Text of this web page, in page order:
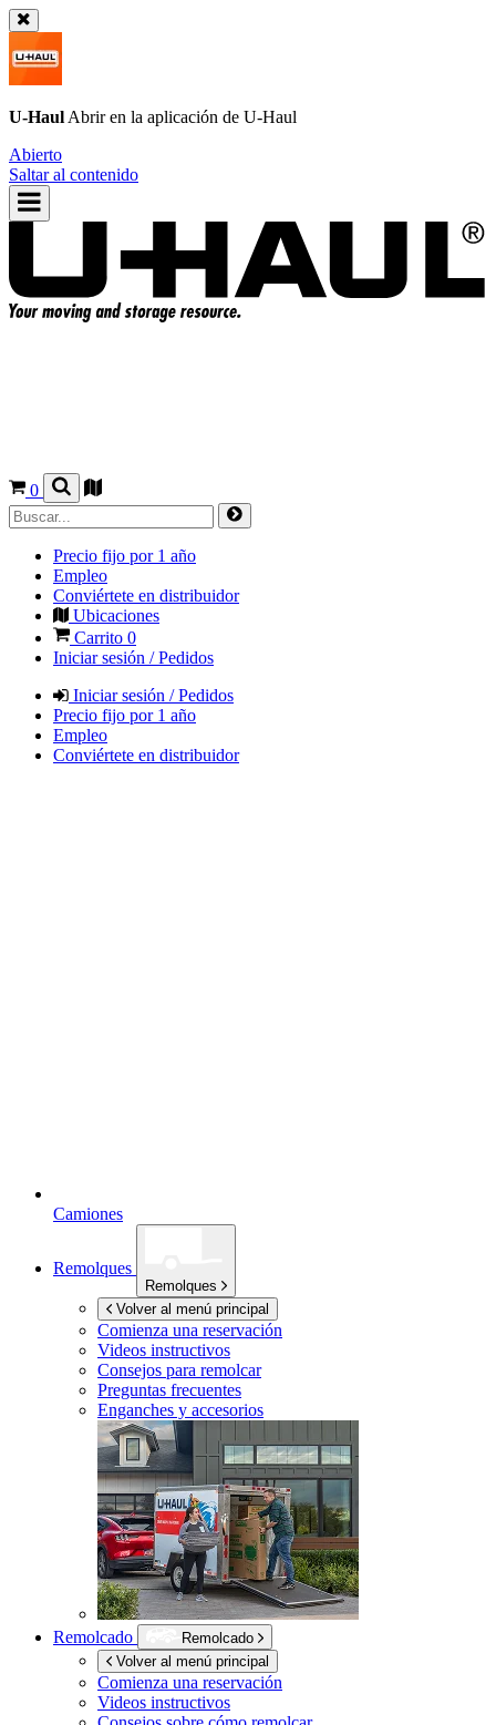
U-Haul Abrir en la aplicación de U-Haul
Abierto
Saltar al contenido
0
Precio fijo por 1 año
Empleo
Conviértete en distribuidor
Ubicaciones
Carrito 0
Iniciar sesión / Pedidos
Iniciar sesión / Pedidos
Precio fijo por 1 año
Empleo
Conviértete en distribuidor
Camiones
Remolques
Remolques
Volver al menú principal
Comienza una reservación
Videos instructivos
Consejos para remolcar
Preguntas frecuentes
Enganches y accesorios
Remolcado
Remolcado
Volver al menú principal
Comienza una reservación
Videos instructivos